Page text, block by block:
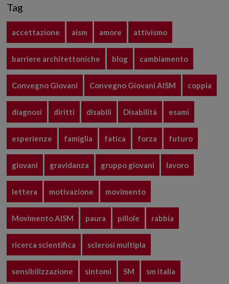
Tag
accettazione aism amore attivismo
barriere architettoniche blog cambiamento
Convegno Giovani Convegno Giovani AISM coppia
diagnosi diritti disabili Disabilità esami
esperienze famiglia fatica forza futuro
giovani gravidanza gruppo giovani lavoro
lettera motivazione movimento
Movimento AISM paura pillole rabbia
ricerca scientifica sclerosi multipla
sensibilizzazione sintomi SM sm italia